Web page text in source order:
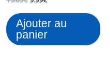
Ajouter au
panier